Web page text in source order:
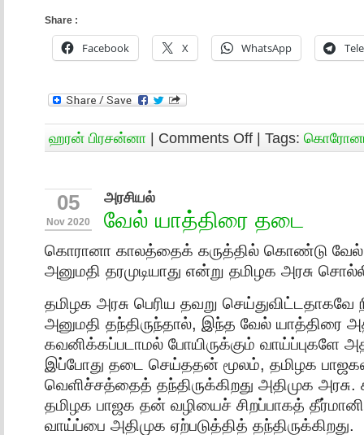
Share :
Facebook X WhatsApp
ஹரன் பிரசன்னா | Comments Off | Tags:
05
Nov 2020
அரசியல்
வேல் யாத்திரை தடை
கொரானா காலத்தைக் கருத்தில் கொண்டு வேல்
அனுமதி தரமுடியாது என்று தமிழக அரசு
தமிழக அரசு பெரிய தவறு
அனுமதி தந்திருந்தால், இந்த வேல் யாத்திரை
கவனிக்கப்படாமல் போயிருக்கும் வாய்ப்புகளே
இப்போது தடை செய்ததன் மூலம், தமிழக
வெளிச்சத்தைத் தந்திருக்கிறது அதிமுக
தமிழக பாஜக தன் வழியைச் சிறப்பாகத்
வாய்ப்பை அதிமுக ஏற்படுத்தித் தந்திருக்கிறது.